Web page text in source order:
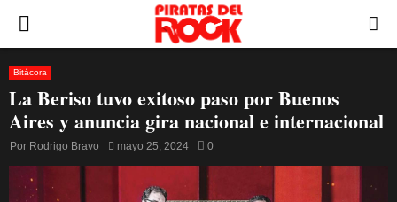
PRIMARY
MENU
Bitácora
La Beriso tuvo exitoso paso por Buenos
Aires y anuncia gira nacional e internacional
Por Rodrigo Bravo mayo 25, 2024 0